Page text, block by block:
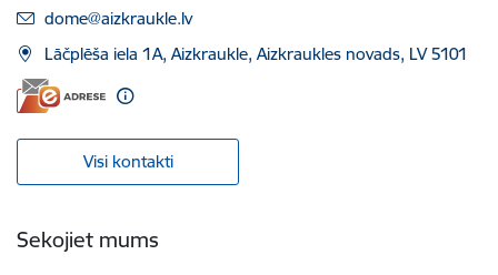
E-pasts:
dome@aizkraukle.lv
Lāčplēša iela 1A, Aizkraukle, Aizkraukles novads, LV 5101
Visi kontakti
Sekojiet mums